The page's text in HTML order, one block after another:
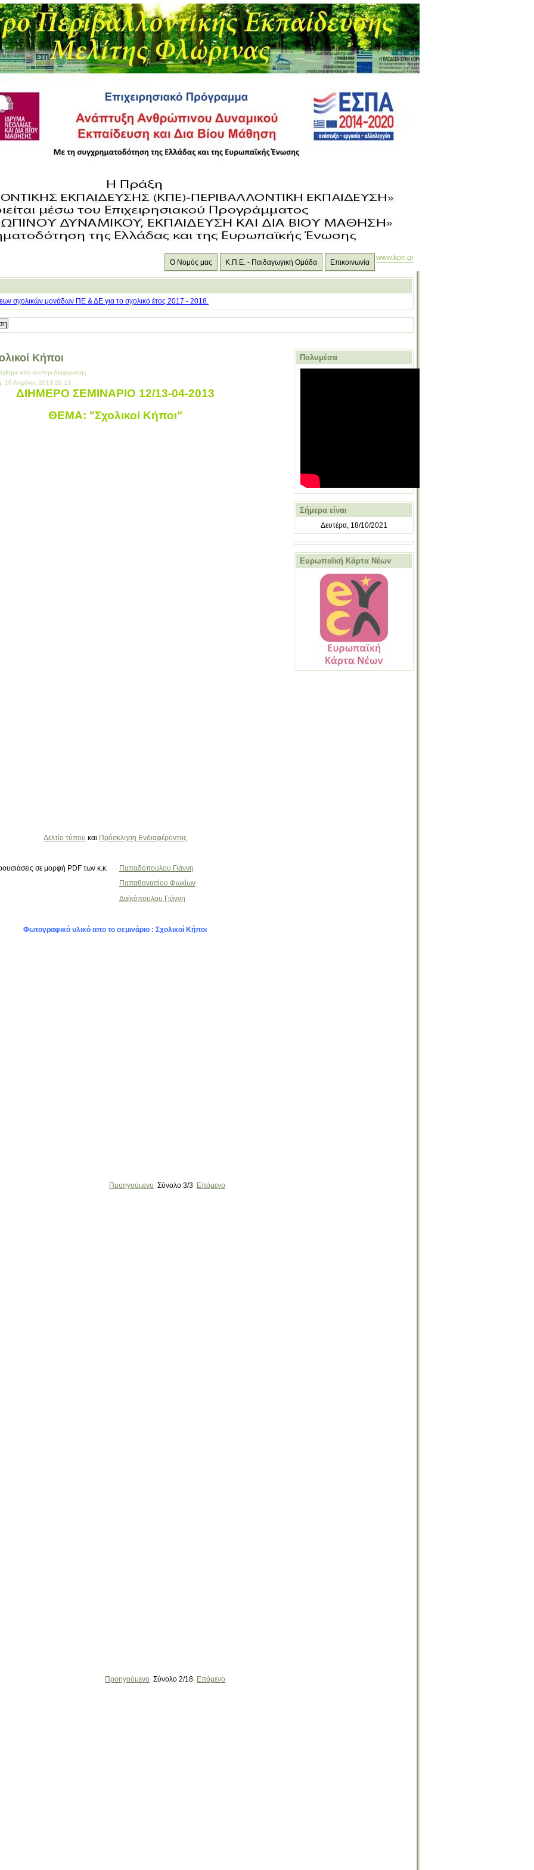
www.kpe.gr
Επικοινωνία
Κ.Π.Ε. - Παιδαγωγική Ομάδα
Ο Νομός μας
σχολικών μονάδων ΠΕ & ΔΕ για το σχολικό έτος 2017 - 2018.
Κήποι
απο τον/την Διαχειριστής
16 Απρίλιος 2013 20:13
ΔΙΗΜΕΡΟ ΣΕΜΙΝΑΡΙΟ 12/13-04-2013
ΘΕΜΑ: "Σχολικοί Κήποι"
Δελτίο τύπου και Πρόσκληση Ενδιαφέροντος
σε μορφή PDF των κ.κ.
Παπαδόπουλου Γιάννη
Παπαθανασίου Φωκίων
Δαϊκόπουλου Γιάννη
Φωτογραφικό υλικό απο το σεμινάριο : Σχολικοί Κήποι
Προηγούμενο Σύνολο 3/3 Επόμενο
Προηγούμενο Σύνολο 2/18 Επόμενο
Πολυμέσα
Σήμερα είναι
Δευτέρα, 18/10/2021
Ευρωπαϊκή Κάρτα Νέων